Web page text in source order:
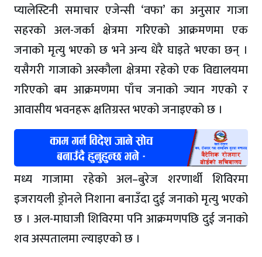
प्यालेस्टिनी समाचार एजेन्सी ‘वफा’ का अनुसार गाजा
सहरको अल-जर्का क्षेत्रमा गरिएको आक्रमणमा एक
जनाको मृत्यु भएको छ भने अन्य धेरै घाइते भएका छन् ।
यसैगरी गाजाको अस्कौला क्षेत्रमा रहेको एक विद्यालयमा
गरिएको बम आक्रमणमा पाँच जनाको ज्यान गएको र
आवासीय भवनहरू क्षतिग्रस्त भएको जनाइएको छ ।
मध्य गाजामा रहेको अल–बुरेज शरणार्थी शिविरमा
इजरायली ड्रोनले निशाना बनाउँदा दुई जनाको मृत्यु भएको
छ । अल-माघाजी शिविरमा पनि आक्रमणपछि दुई जनाको
शव अस्पतालमा ल्याइएको छ ।